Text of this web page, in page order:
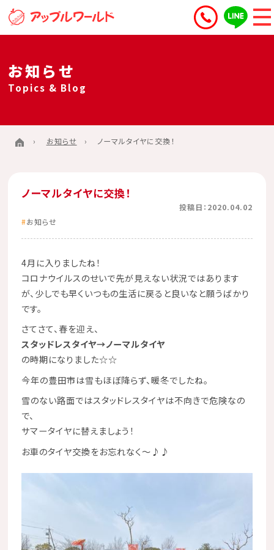
お知らせ
Topics & Blog
お知らせ ノーマルタイヤに交換！
ノーマルタイヤに交換！
投稿日：2020.04.02
お知らせ
4月に入りましたね！
コロナウイルスのせいで先が見えない状況ではあります
が、少しでも早くいつもの生活に戻ると良いなと願うばかり
です。
さてさて、春を迎え、
スタッドレスタイヤ→ノーマルタイヤ
の時期になりました☆☆
今年の豊田市は雪もほぼ降らず、暖冬でしたね。
雪のない路面ではスタッドレスタイヤは不向きで危険なの
で、
サマータイヤに替えましょう！
お車のタイヤ交換をお忘れなく～ ♪♪